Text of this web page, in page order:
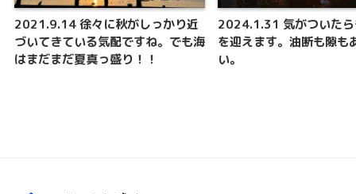
2021.9.14 徐々に秋がしっかり近
づいてきている気配ですね。でも海
はまだまだ夏真っ盛り！！
2024.1.31 気がついた
を迎えます。油断も隙も
い。